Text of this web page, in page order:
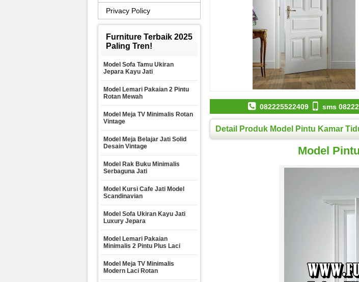
082225522409 sms
Detail Produk Model Pintu Kamar
Model
Privacy Policy
Furniture Terbaik 2025
Paling Tren!
Model Sofa Tamu Ukiran
Jepara Kayu Jati
Model Lemari Pakaian 2 Pintu
Rotan Mewah
Model Meja TV Minimalis Rotan
Vintage
Model Meja Belajar Jati Solid
Desain Vintage
Model Rak Buku Minimalis
Serbaguna Jati
Model Kursi Cafe Jati Model
Scandinavian
Model Sofa Ukiran Kayu Jati
Luxury Jepara
Model Lemari Pakaian
Minimalis 2 Pintu Plus Laci
Model Meja TV Minimalis
Modern Laci Rotan